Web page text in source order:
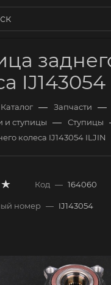
IJ143054
Каталог — Запчасти —
ступицы — Ступицы
колеса IJ143054 ILJIN
Код — 164060
номер — IJ143054